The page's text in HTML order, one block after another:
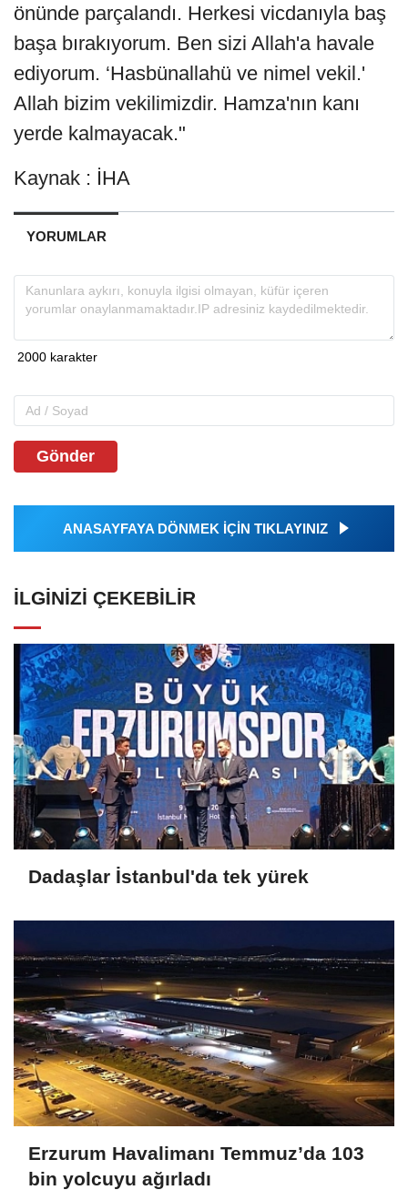
önünde parçalandı. Herkesi vicdanıyla baş
başa bırakıyorum. Ben sizi Allah'a havale
ediyorum. ‘Hasbünallahü ve nimel vekil.'
Allah bizim vekilimizdir. Hamza'nın kanı
yerde kalmayacak."
Kaynak : İHA
YORUMLAR
Gönder
ANASAYFAYA DÖNMEK İÇİN TIKLAYINIZ
İLGINIZI ÇEKEBILIR
Dadaşlar İstanbul'da tek yürek
Erzurum Havalimanı Temmuz’da 103
bin yolcuyu ağırladı